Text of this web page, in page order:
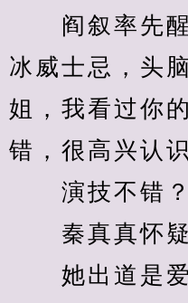
阎叙率先醒
冰威士忌，头
姐，我看过你
错，很高兴认
演技不错？
秦真真怀疑
她出道是爱